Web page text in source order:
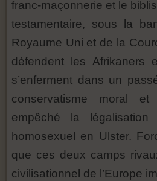
franc-maçonnerie et le
testamentaire, sous la
Royaume Uni et de la
défendent les Afrikaners
s’enferment dans un
conservatisme moral
empêché la
homosexuel en Ulster.
que ces deux camps
civilisationnel de l’Europe